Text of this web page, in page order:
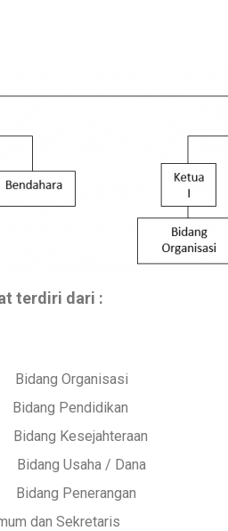
terdiri dari :
Organisasi
Pendidikan
Kesejahteraan
Usaha / Dana
Penerangan
dan Sekretaris